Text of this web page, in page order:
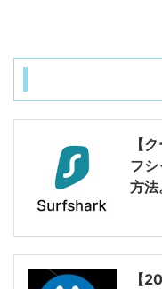
【
フ
方法
【